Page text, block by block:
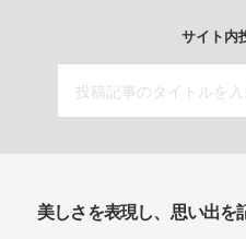
サイト内
美しさを表現し、思い出を